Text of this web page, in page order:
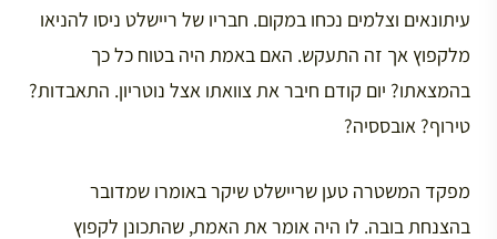
עיתונאים וצלמים נכחו במקום. חבריו של ריישלט ניסו להניאו
מלקפוץ אך זה התעקש. האם באמת היה בטוח כל כך
בהמצאתו? יום קודם חיבר את צוואתו אצל נוטריון. התאבדות?
טירוף? אובססיה?
מפקד המשטרה טען שריישלט שיקר באומרו שמדובר
בהצנחת בובה. לו היה אומר את האמת, שהתכונן לקפוץ